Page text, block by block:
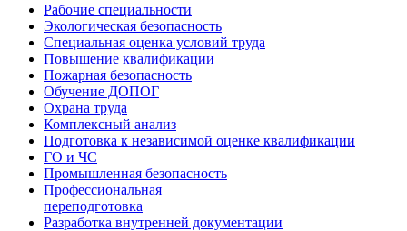
Рабочие специальности
Экологическая безопасность
Специальная оценка условий труда
Повышение квалификации
Пожарная безопасность
Обучение ДОПОГ
Охрана труда
Комплексный анализ
Подготовка к независимой оценке квалификации
ГО и ЧС
Промышленная безопасность
Профессиональная
переподготовка
Разработка внутренней документации